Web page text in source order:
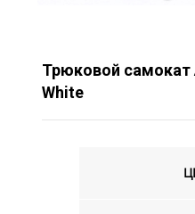
Трюковой самокат
White